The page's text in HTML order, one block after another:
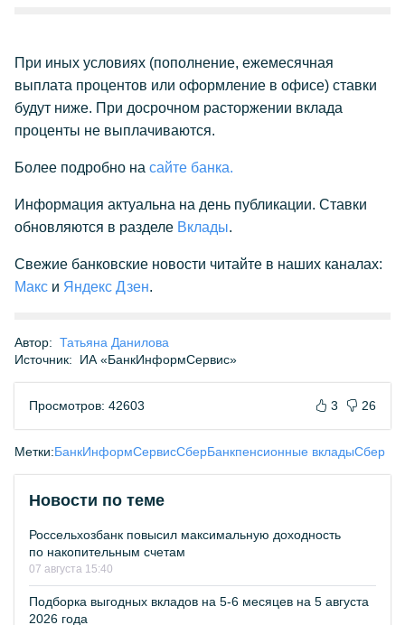
При иных условиях (пополнение, ежемесячная
выплата процентов или оформление в офисе) ставки
будут ниже. При досрочном расторжении вклада
проценты не выплачиваются.
Более подробно на сайте банка.
Информация актуальна на день публикации. Ставки
обновляются в разделе Вклады.
Свежие банковские новости читайте в наших каналах:
Макс и Яндекс Дзен.
Автор: Татьяна Данилова
Источник:
ИА «БанкИнформСервис»
Просмотров: 42603 3 26
Метки:БанкИнформСервисСберБанкпенсионные вкладыСбер
Новости по теме
Россельхозбанк повысил максимальную доходность
по накопительным счетам
07 августа 15:40
Подборка выгодных вкладов на 5-6 месяцев на 5 августа
2026 года